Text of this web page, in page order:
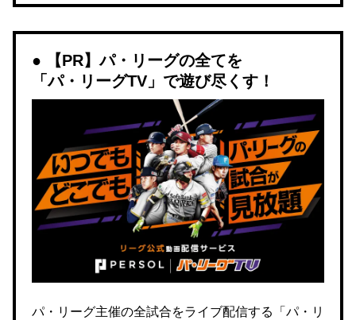
【PR】パ・リーグの全てを
「パ・リーグTV」で遊び尽くす！
パ・リーグ主催の全試合をライブ配信する「パ・リ